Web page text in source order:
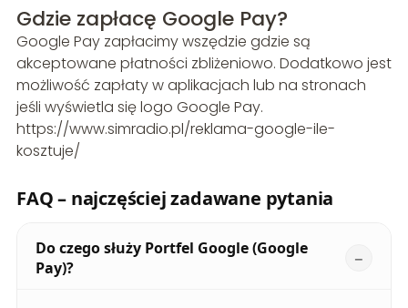
Gdzie zapłacę Google Pay?
Google Pay zapłacimy wszędzie gdzie są
akceptowane płatności zbliżeniowo. Dodatkowo jest
możliwość zapłaty w aplikacjach lub na stronach
jeśli wyświetla się logo Google Pay.
https://www.simradio.pl/reklama-google-ile-
kosztuje/
FAQ – najczęściej zadawane pytania
Do czego służy Portfel Google (Google
Pay)?